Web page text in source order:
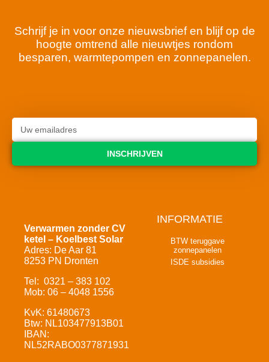
Schrijf je in voor onze nieuwsbrief en blijf op de
hoogte omtrend alle nieuwtjes rondom
besparen, warmtepompen en zonnepanelen.
INSCHRIJVEN
Verwarmen zonder CV
ketel – Koelbest Solar
Adres: De Aar 81
8253 PN Dronten
Tel: 0321 – 383 102
Mob: 06 – 4048 1556
KvK: 61480673
Btw: NL103477913B01
IBAN:
NL52RABO0377871931
INFORMATIE
BTW teruggave
zonnepanelen
ISDE subsidies